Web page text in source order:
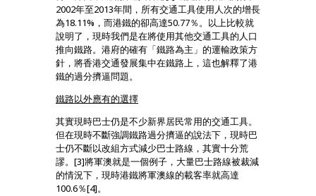
2002年至2013年間，所有交通工具使用人次的增長
為18.11%，而港鐵的卻高達50.77％。以上比較就
說明了，現時我們是在將使用其他交通工具的人口
推向鐵路。港府的確有「鐵路為主」的運輸政策方
針，將香港交通發展集中在鐵路上，這也解釋了港
鐵的過分擠逼問題。
鐵路以外應有的選擇
其實現時巴士仍是不少新界居民常用的交通工具。
但在現時不斷強調鐵路過分擠逼的說法下，現時巴
士仍不斷以改組方式減少巴士路線，其實十分荒
謬。[3]將軍澳就是一個例子，大量巴士路線被裁減
的情況下，現時港鐵將軍澳線的載客率就高達
100.6％[4]。